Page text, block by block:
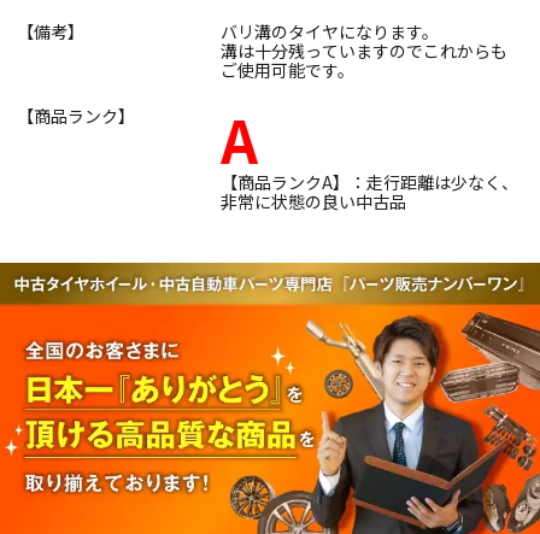
【備考】
バリ溝のタイヤになります。
溝は十分残っていますのでこれからも
ご使用可能です。
【商品ランク】
A
【商品ランクA】：走行距離は少なく、
非常に状態の良い中古品